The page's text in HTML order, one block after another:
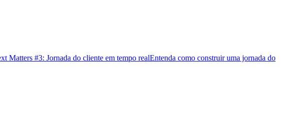
Matters #3: Jornada do cliente em tempo realEntenda como construir uma jornada do